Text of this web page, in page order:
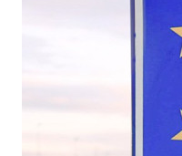
Unsere Events
Mache bei uns mit!